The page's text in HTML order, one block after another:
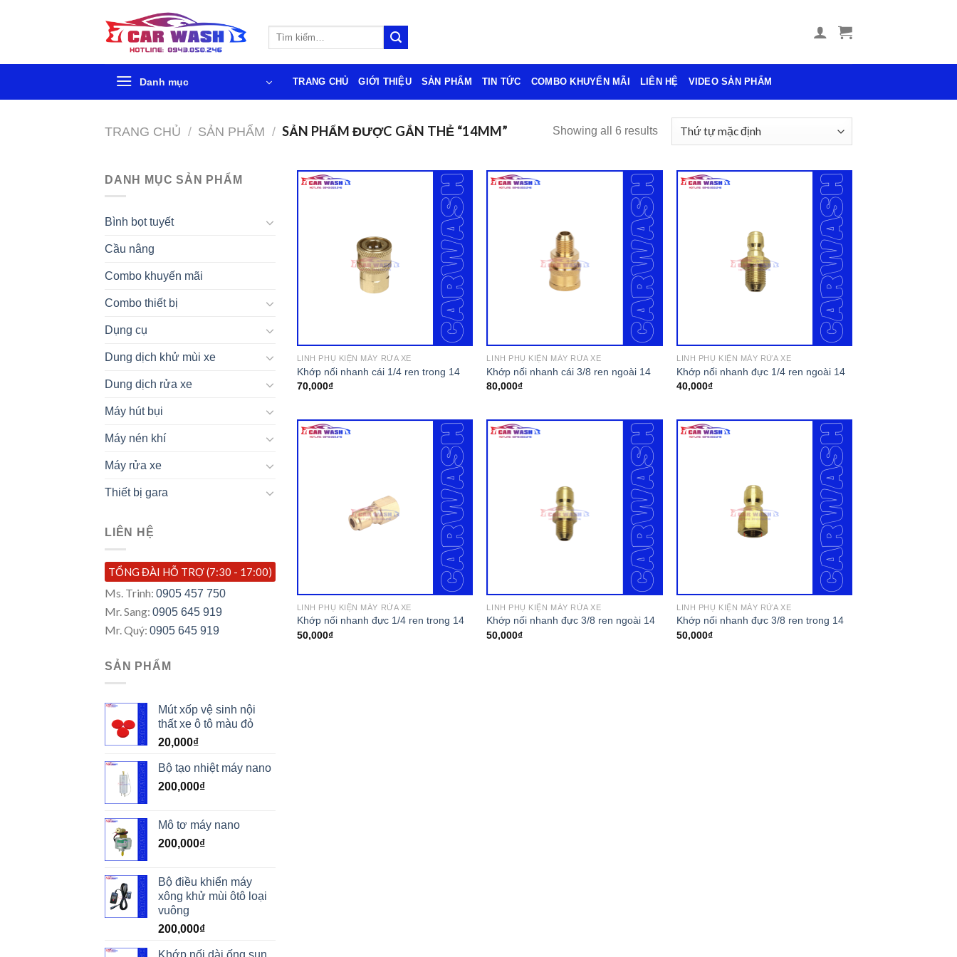
nội
Tìm
Danh mục TRANG CHỦ GIỚI THIỆU SẢN PHẨM TIN TỨC COMBO KHUYẾN MÃI LIÊN HỆ VIDEO SẢN PHẨM
TRANG CHỦ / SẢN PHẨM / SẢN PHẨM ĐƯỢC GẮN THẺ “14MM” Showing all 6 results
DANH MỤC SẢN PHẨM
Bình bọt tuyết
Cầu nâng
Combo khuyến mãi
Combo thiết bị
Dụng cụ
Dung dịch khử mùi xe
Dung dịch rửa xe
Máy hút bụi
Máy nén khí
Máy rửa xe
Thiết bị gara
LIÊN HỆ
TỔNG ĐÀI HỖ TRỢ (7:30 - 17:00)
Ms. Trinh: 0905 457 750
Mr. Sang: 0905 645 919
Mr. Quý: 0905 645 919
SẢN PHẨM
Mút xốp vệ sinh nội
thất xe ô tô màu đỏ
20,000₫
Bộ tạo nhiệt máy nano
200,000₫
Mô tơ máy nano
200,000₫
Bộ điều khiển máy
xông khử mùi ôtô loại
vuông
200,000₫
Khớp nối dài ống sun
LINH PHỤ KIỆN MÁY RỬA XE
Khớp nối nhanh cái 1/4 ren trong 14
70,000₫
LINH PHỤ KIỆN MÁY RỬA XE
Khớp nối nhanh cái 3/8 ren ngoài 14
80,000₫
LINH PHỤ KIỆN MÁY RỬA XE
Khớp nối nhanh đực 1/4 ren ngoài 14
40,000₫
LINH PHỤ KIỆN MÁY RỬA XE
Khớp nối nhanh đực 1/4 ren trong 14
50,000₫
LINH PHỤ KIỆN MÁY RỬA XE
Khớp nối nhanh đực 3/8 ren ngoài 14
50,000₫
LINH PHỤ KIỆN MÁY RỬA XE
Khớp nối nhanh đực 3/8 ren trong 14
50,000₫